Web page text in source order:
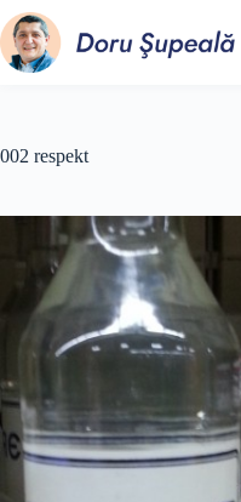
Sari
la
conținut
002 respekt